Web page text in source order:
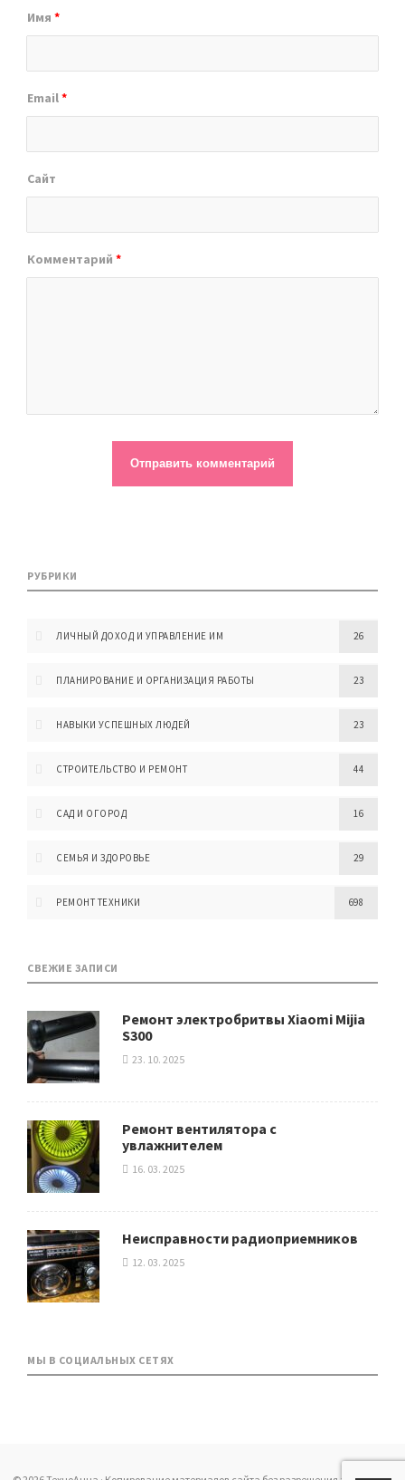
Имя *
Email*
Сайт
Комментарий *
РУБРИКИ
ЛИЧНЫЙ ДОХОД И УПРАВЛЕНИЕ ИМ 26
ПЛАНИРОВАНИЕ И ОРГАНИЗАЦИЯ РАБОТЫ 23
НАВЫКИ УСПЕШНЫХ ЛЮДЕЙ 23
СТРОИТЕЛЬСТВО И РЕМОНТ 44
САД И ОГОРОД 16
СЕМЬЯ И ЗДОРОВЬЕ 29
РЕМОНТ ТЕХНИКИ 698
СВЕЖИЕ ЗАПИСИ
Ремонт электробритвы Xiaomi Mijia
S300
23. 10. 2025
Ремонт вентилятора с
увлажнителем
16. 03. 2025
Неисправности радиоприемников
12. 03. 2025
МЫ В СОЦИАЛЬНЫХ СЕТЯХ